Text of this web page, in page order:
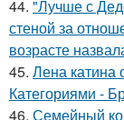
44. "Лучше с
стеной за
возрасте
45. Лена
Категориями -
46. Семейный